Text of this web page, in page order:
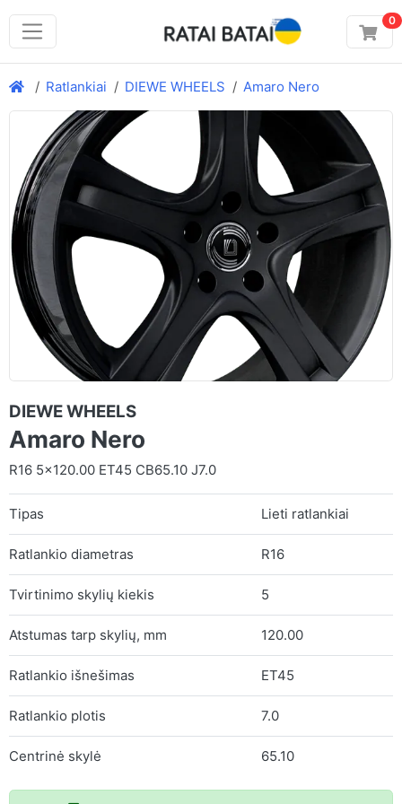
0
Ratlankiai DIEWE WHEELS Amaro Nero
DIEWE WHEELS
Amaro Nero
R16 5x120.00 ET45 CB65.10 J7.0
Tipas Lieti ratlankiai
Ratlankio diametras R16
Tvirtinimo skylių kiekis 5
Atstumas tarp skylių, mm 120.00
Ratlankio išnešimas ET45
Ratlankio plotis 7.0
Centrinė skylė 65.10